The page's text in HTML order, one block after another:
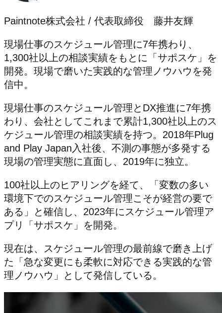
Paintnote株式会社 / 代表取締役 藤井友輝
現場仕事のスケジュール管理に7年携わり、
1,300社以上の相談実績をもとに「サポスケ」を
開発。現場で磨いた実践的な管理ノウハウを発
信中。
現場仕事のスケジュール管理とDX推進に7年携
わり、会社としてこれまで累計1,300社以上のス
ケジュール管理の相談実績を持つ。2018年Plug
and Play Japan入社後、不測の事態が多発する
現場の管理実態に直面し、2019年に独立。
100社以上のヒアリングを経て、「変数の多い
環境下でのスケジュール管理こそが経営の要で
ある」と確信し、2023年にスケジュール管理ア
プリ「サポスケ」を開発。
現在は、スケジュール管理の最前線で磨き上げ
た「急な変更にも柔軟に対応できる実践的な管
理ノウハウ」として発信している。